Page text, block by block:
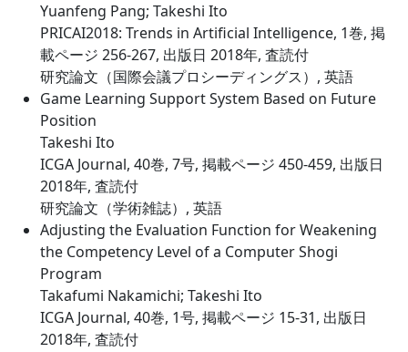
Yuanfeng Pang; Takeshi Ito
PRICAI2018: Trends in Artificial Intelligence, 1巻, 掲
載ページ 256-267, 出版日 2018年, 査読付
研究論文（国際会議プロシーディングス）, 英語
Game Learning Support System Based on Future
Position
Takeshi Ito
ICGA Journal, 40巻, 7号, 掲載ページ 450-459, 出版日
2018年, 査読付
研究論文（学術雑誌）, 英語
Adjusting the Evaluation Function for Weakening
the Competency Level of a Computer Shogi
Program
Takafumi Nakamichi; Takeshi Ito
ICGA Journal, 40巻, 1号, 掲載ページ 15-31, 出版日
2018年, 査読付